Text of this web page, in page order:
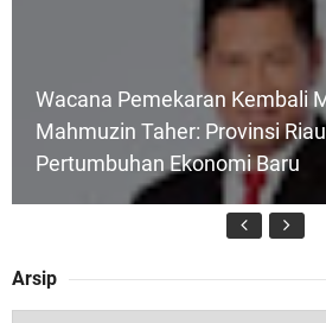
Wacana Pemekaran Kembali
Mahmuzin Taher: Provinsi
Pertumbuhan Ekonomi Baru
Arsip